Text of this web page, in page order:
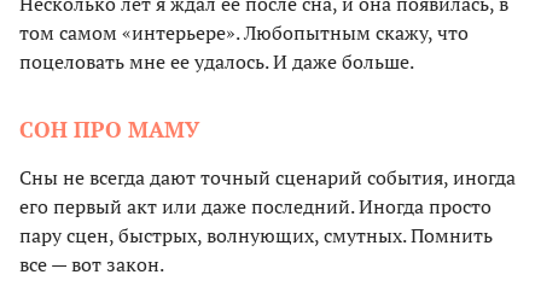
том самом «интерьере». Любопытным скажу, что
поцеловать мне ее удалось. И даже больше.
СОН ПРО МАМУ
Сны не всегда дают точный сценарий события, иногда
его первый акт или даже последний. Иногда просто
пару сцен, быстрых, волнующих, смутных. Помнить
все — вот закон.